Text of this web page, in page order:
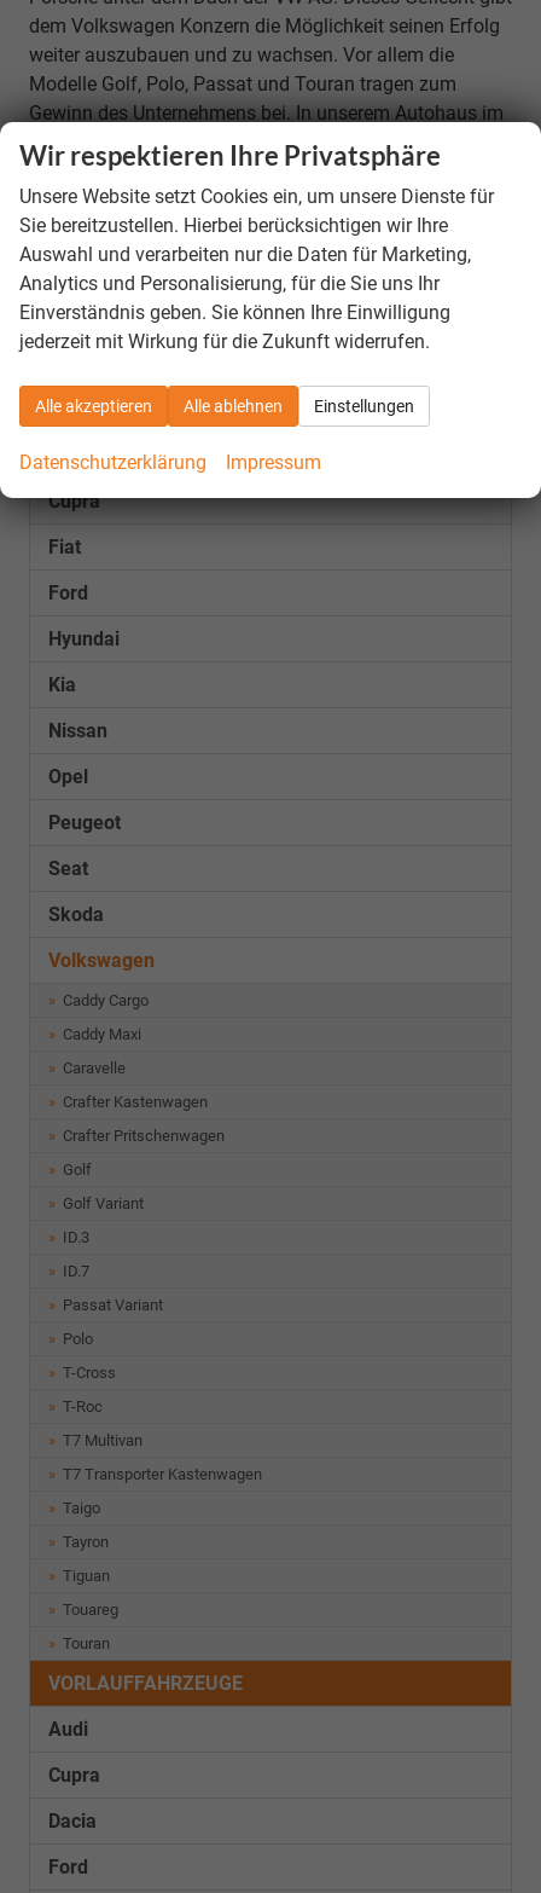
dem Volkswagen Konzern die Möglichkeit seinen Erfolg
weiter auszubauen und zu wachsen. Vor allem die
Modelle Golf, Polo, Passat und Touran tragen zum
Gewinn des Unternehmens bei. In unserem Autohaus im
Internet warten viele attraktive VW EU-Neuwagen auf Sie.
Wir bestellen und importieren vor Allem die Marken des
Konzerns - SEAT, SKODA und VW - hier sind wir ganz
stark in Preis und Leistung!
Fahrzeugnr.
LAGERFAHRZEUGE
Audi
Cupra
Fiat
Ford
Hyundai
Kia
Nissan
Opel
Peugeot
Seat
Skoda
Volkswagen
Caddy Cargo
Caddy Maxi
Caravelle
Crafter Kastenwagen
Crafter Pritschenwagen
Golf
Golf Variant
ID.3
ID.7
Passat Variant
Polo
T-Cross
T-Roc
T7 Multivan
T7 Transporter Kastenwagen
Taigo
Tayron
Tiguan
Touareg
Touran
VORLAUFFAHRZEUGE
Audi
Cupra
Dacia
Ford
Wir respektieren Ihre Privatsphäre
Unsere Website setzt Cookies ein, um unsere Dienste für
Sie bereitzustellen. Hierbei berücksichtigen wir Ihre
Auswahl und verarbeiten nur die Daten für Marketing,
Analytics und Personalisierung, für die Sie uns Ihr
Einverständnis geben. Sie können Ihre Einwilligung
jederzeit mit Wirkung für die Zukunft widerrufen.
Alle akzeptieren Alle ablehnen Einstellungen
Datenschutzerklärung Impressum